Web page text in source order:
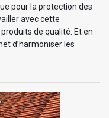
pour la protection des
avec cette
produits de qualité. Et en
d’harmoniser les